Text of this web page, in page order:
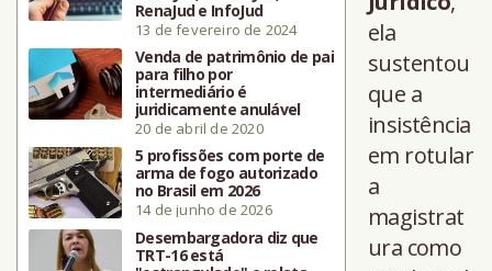
RenaJud e InfoJud
13 de fevereiro de 2024
Venda de patrimônio de pai
para filho por
intermediário é
juridicamente anulável
20 de abril de 2020
5 profissões com porte de
arma de fogo autorizado
no Brasil em 2026
14 de junho de 2026
Desembargadora diz que
TRT-16 está
ela
sustentou
que a
insistência
em rotular
a
magistrat
ura como